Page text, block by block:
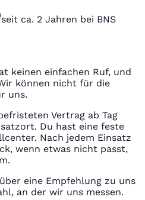
seit ca. 2 Jahren bei BNS
keinen einfachen Ruf, und
können nicht für die
uns.
Vertrag ab Tag
Du hast eine feste
Nach jedem Einsatz
wenn etwas nicht passt,
eine Empfehlung zu uns
an der wir uns messen.